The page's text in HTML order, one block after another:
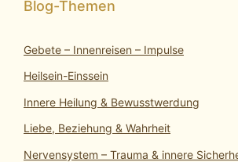
Gebete – Innenreisen – Impulse
Heilsein-Einssein
Innere Heilung & Bewusstwerdung
Liebe, Beziehung & Wahrheit
Nervensystem – Trauma & innere